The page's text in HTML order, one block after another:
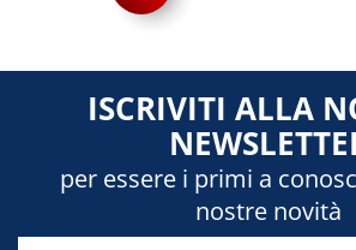
ISCRIVITI ALLA
per essere i primi a
nostre novità